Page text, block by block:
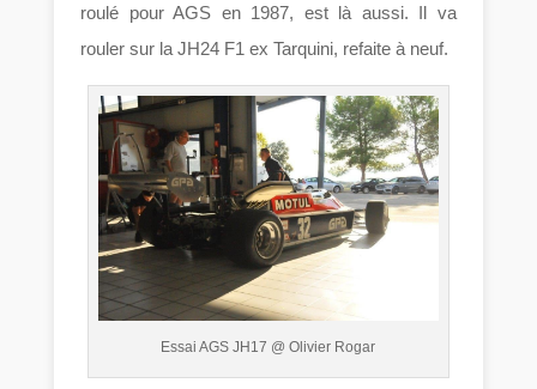
roulé pour AGS en 1987, est là aussi. Il va
rouler sur la JH24 F1 ex Tarquini, refaite à neuf.
Essai AGS JH17 @ Olivier Rogar